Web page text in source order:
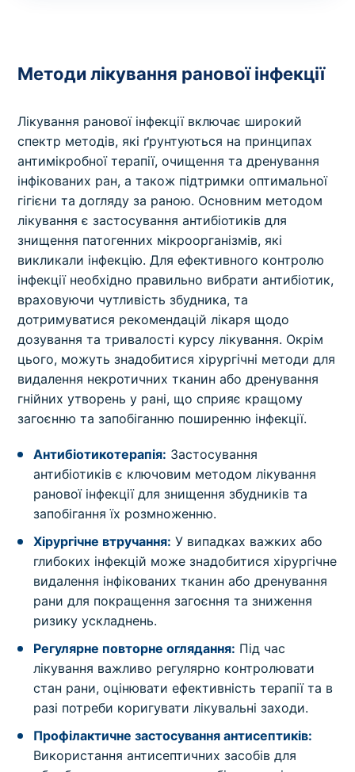
Методи лікування ранової інфекції
Лікування ранової інфекції включає широкий
спектр методів, які ґрунтуються на принципах
антимікробної терапії, очищення та дренування
інфікованих ран, а також підтримки оптимальної
гігієни та догляду за раною. Основним методом
лікування є застосування антибіотиків для
знищення патогенних мікроорганізмів, які
викликали інфекцію. Для ефективного контролю
інфекції необхідно правильно вибрати антибіотик,
враховуючи чутливість збудника, та
дотримуватися рекомендацій лікаря щодо
дозування та тривалості курсу лікування. Окрім
цього, можуть знадобитися хірургічні методи для
видалення некротичних тканин або дренування
гнійних утворень у рані, що сприяє кращому
загоєнню та запобіганню поширенню інфекції.
Антибіотикотерапія: Застосування
антибіотиків є ключовим методом лікування
ранової інфекції для знищення збудників та
запобігання їх розмноженню.
Хірургічне втручання: У випадках важких або
глибоких інфекцій може знадобитися хірургічне
видалення інфікованих тканин або дренування
рани для покращення загоєння та зниження
ризику ускладнень.
Регулярне повторне оглядання: Під час
лікування важливо регулярно контролювати
стан рани, оцінювати ефективність терапії та в
разі потреби коригувати лікувальні заходи.
Профілактичне застосування антисептиків:
Використання антисептичних засобів для